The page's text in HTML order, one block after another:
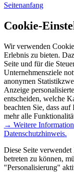
Seitenanfang
Cookie-
Wir verwenden
Erlebnis zu bieten.
Seite und für die
Unternehmensziele
anonymen
Anzeige
entscheiden, welche
beachten Sie, dass
mehr alle
→ Weitere
Datenschutzhinweis.
Diese Seite
betreten zu können,
"Personalisierung"